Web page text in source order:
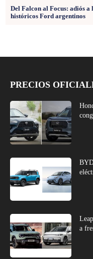
Del Falcon al Focus: adiós a
históricos Ford argentinos
PRECIOS
a